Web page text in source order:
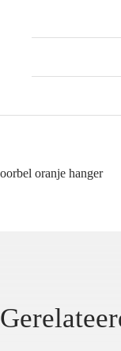
oorbel oranje hanger